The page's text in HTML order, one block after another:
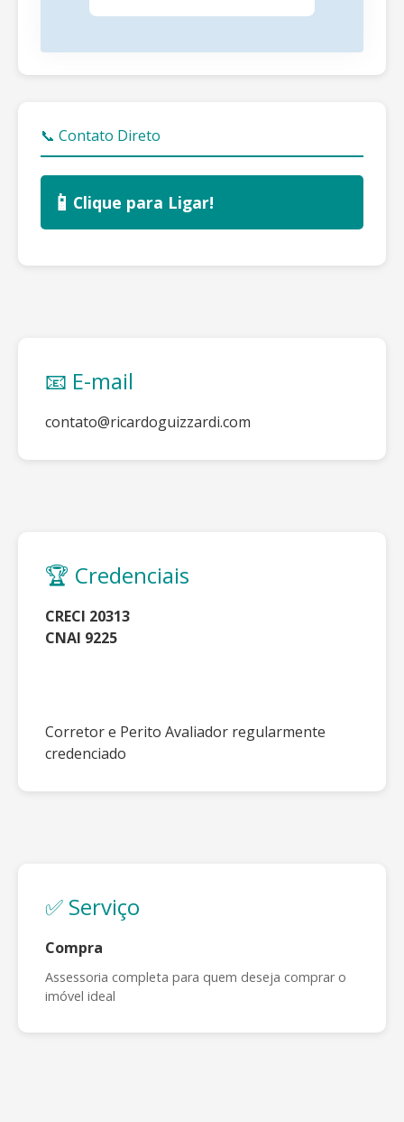
📞 Contato Direto
📱 Clique para Ligar!
📧 E-mail
contato@ricardoguizzardi.com
🏆 Credenciais
CRECI 20313
CNAI 9225
Corretor e Perito Avaliador regularmente
credenciado
✅ Serviço
Compra
Assessoria completa para quem deseja comprar o
imóvel ideal